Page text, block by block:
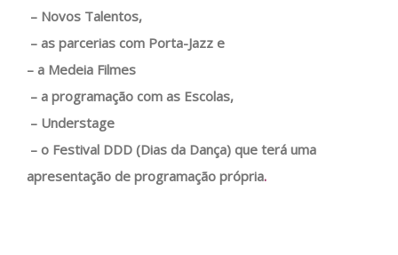
– Novos Talentos,
– as parcerias com Porta-Jazz e
– a Medeia Filmes
– a programação com as Escolas,
– Understage
– o Festival DDD (Dias da Dança) que terá uma
apresentação de programação própria.